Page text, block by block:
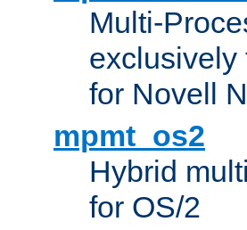
Multi-
exclusively
for Novell
mpmt_os2
Hybrid
for OS/2